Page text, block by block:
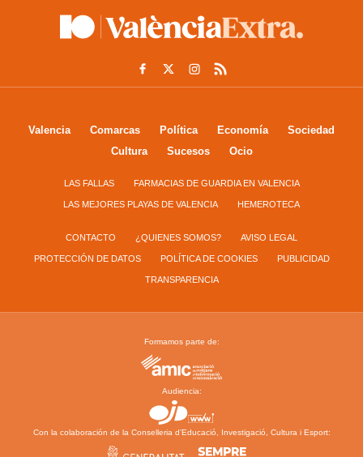
Valencia Comarcas Política Economía
Sociedad
Cultura
Sucesos Ocio
LAS FALLAS FARMACIAS DE GUARDIA EN VALENCIA
LAS MEJORES PLAYAS DE VALENCIA HEMEROTECA
CONTACTO ¿QUIENES SOMOS? AVISO LEGAL
PROTECCIÓN DE DATOS POLÍTICA DE COOKIES PUBLICIDAD
TRANSPARENCIA
Formamos parte de:
Audiencia:
Con la colaboración de la Conselleria d’Educació, Investigació, Cultura i Esport: